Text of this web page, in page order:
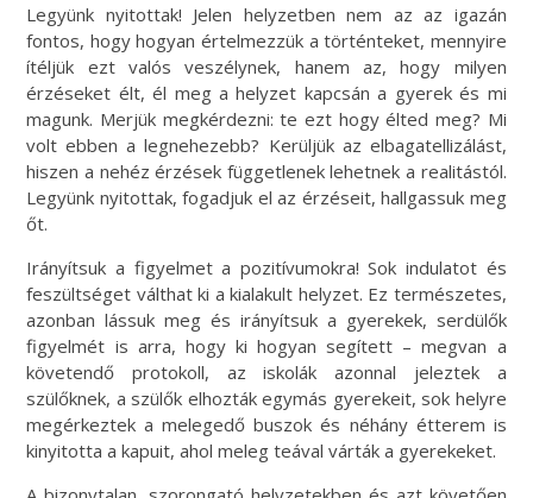
Legyünk nyitottak! Jelen helyzetben nem az az igazán
fontos, hogy hogyan értelmezzük a történteket, mennyire
ítéljük ezt valós veszélynek, hanem az, hogy milyen
érzéseket élt, él meg a helyzet kapcsán a gyerek és mi
magunk. Merjük megkérdezni: te ezt hogy élted meg? Mi
volt ebben a legnehezebb? Kerüljük az elbagatellizálást,
hiszen a nehéz érzések függetlenek lehetnek a realitástól.
Legyünk nyitottak, fogadjuk el az érzéseit, hallgassuk meg
őt.
Irányítsuk a figyelmet a pozitívumokra! Sok indulatot és
feszültséget válthat ki a kialakult helyzet. Ez természetes,
azonban lássuk meg és irányítsuk a gyerekek, serdülők
figyelmét is arra, hogy ki hogyan segített – megvan a
követendő protokoll, az iskolák azonnal jeleztek a
szülőknek, a szülők elhozták egymás gyerekeit, sok helyre
megérkeztek a melegedő buszok és néhány étterem is
kinyitotta a kapuit, ahol meleg teával várták a gyerekeket.